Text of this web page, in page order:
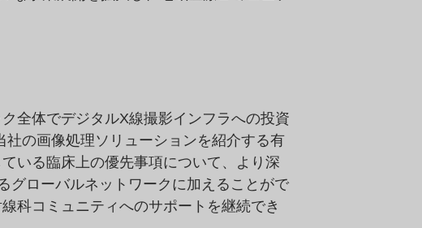
全体でデジタルX線撮影インフラへの投資
の画像処理ソリューションを紹介する有
いる臨床上の優先事項について、より深
グローバルネットワークに加えることがで
科コミュニティへのサポートを継続でき